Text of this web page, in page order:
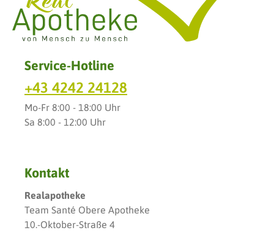
Service-Hotline
+43 4242 24128
Mo-Fr 8:00 - 18:00 Uhr
Sa 8:00 - 12:00 Uhr
Kontakt
Realapotheke
Team Santé Obere Apotheke
10.-Oktober-Straße 4